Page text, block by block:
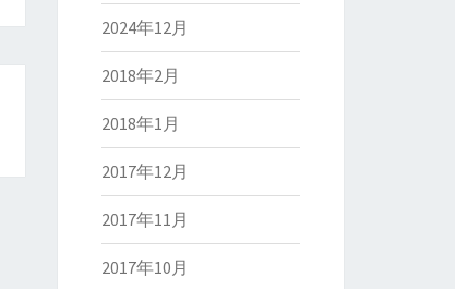
2024年12月
2018年2月
2018年1月
2017年12月
2017年11月
2017年10月